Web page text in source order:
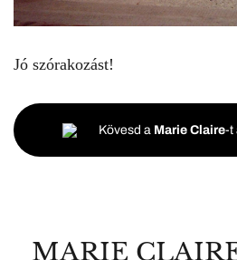
Jó szórakozást!
Kövesd a Marie Claire-t
MARIE